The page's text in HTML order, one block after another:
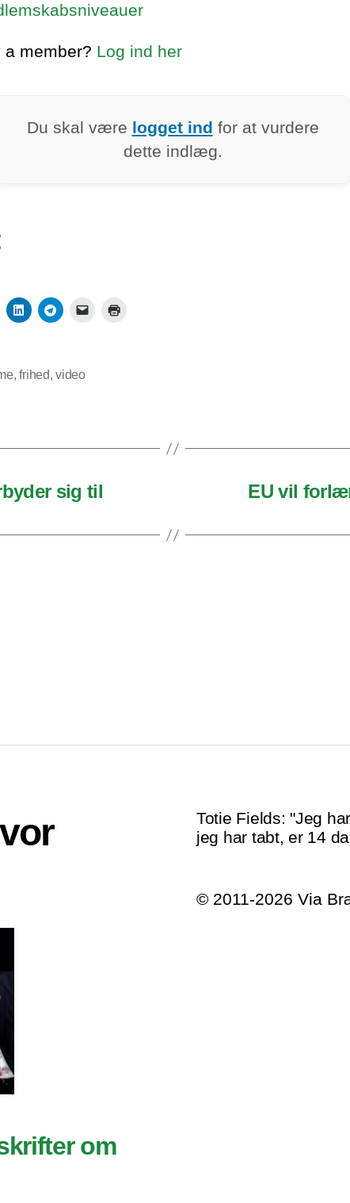
a member? Log ind her
Du skal være logget ind for at vurdere
dette indlæg.
,frihed,video
sig til EU vil
om
Totie Fields: "Jeg
jeg har tabt, er 14
© 2011-2026 Via